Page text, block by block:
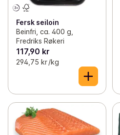
Fersk seiloin
Beinfri, ca. 400 g,
Fredriks Røkeri
117,90 kr
294,75 kr /kg